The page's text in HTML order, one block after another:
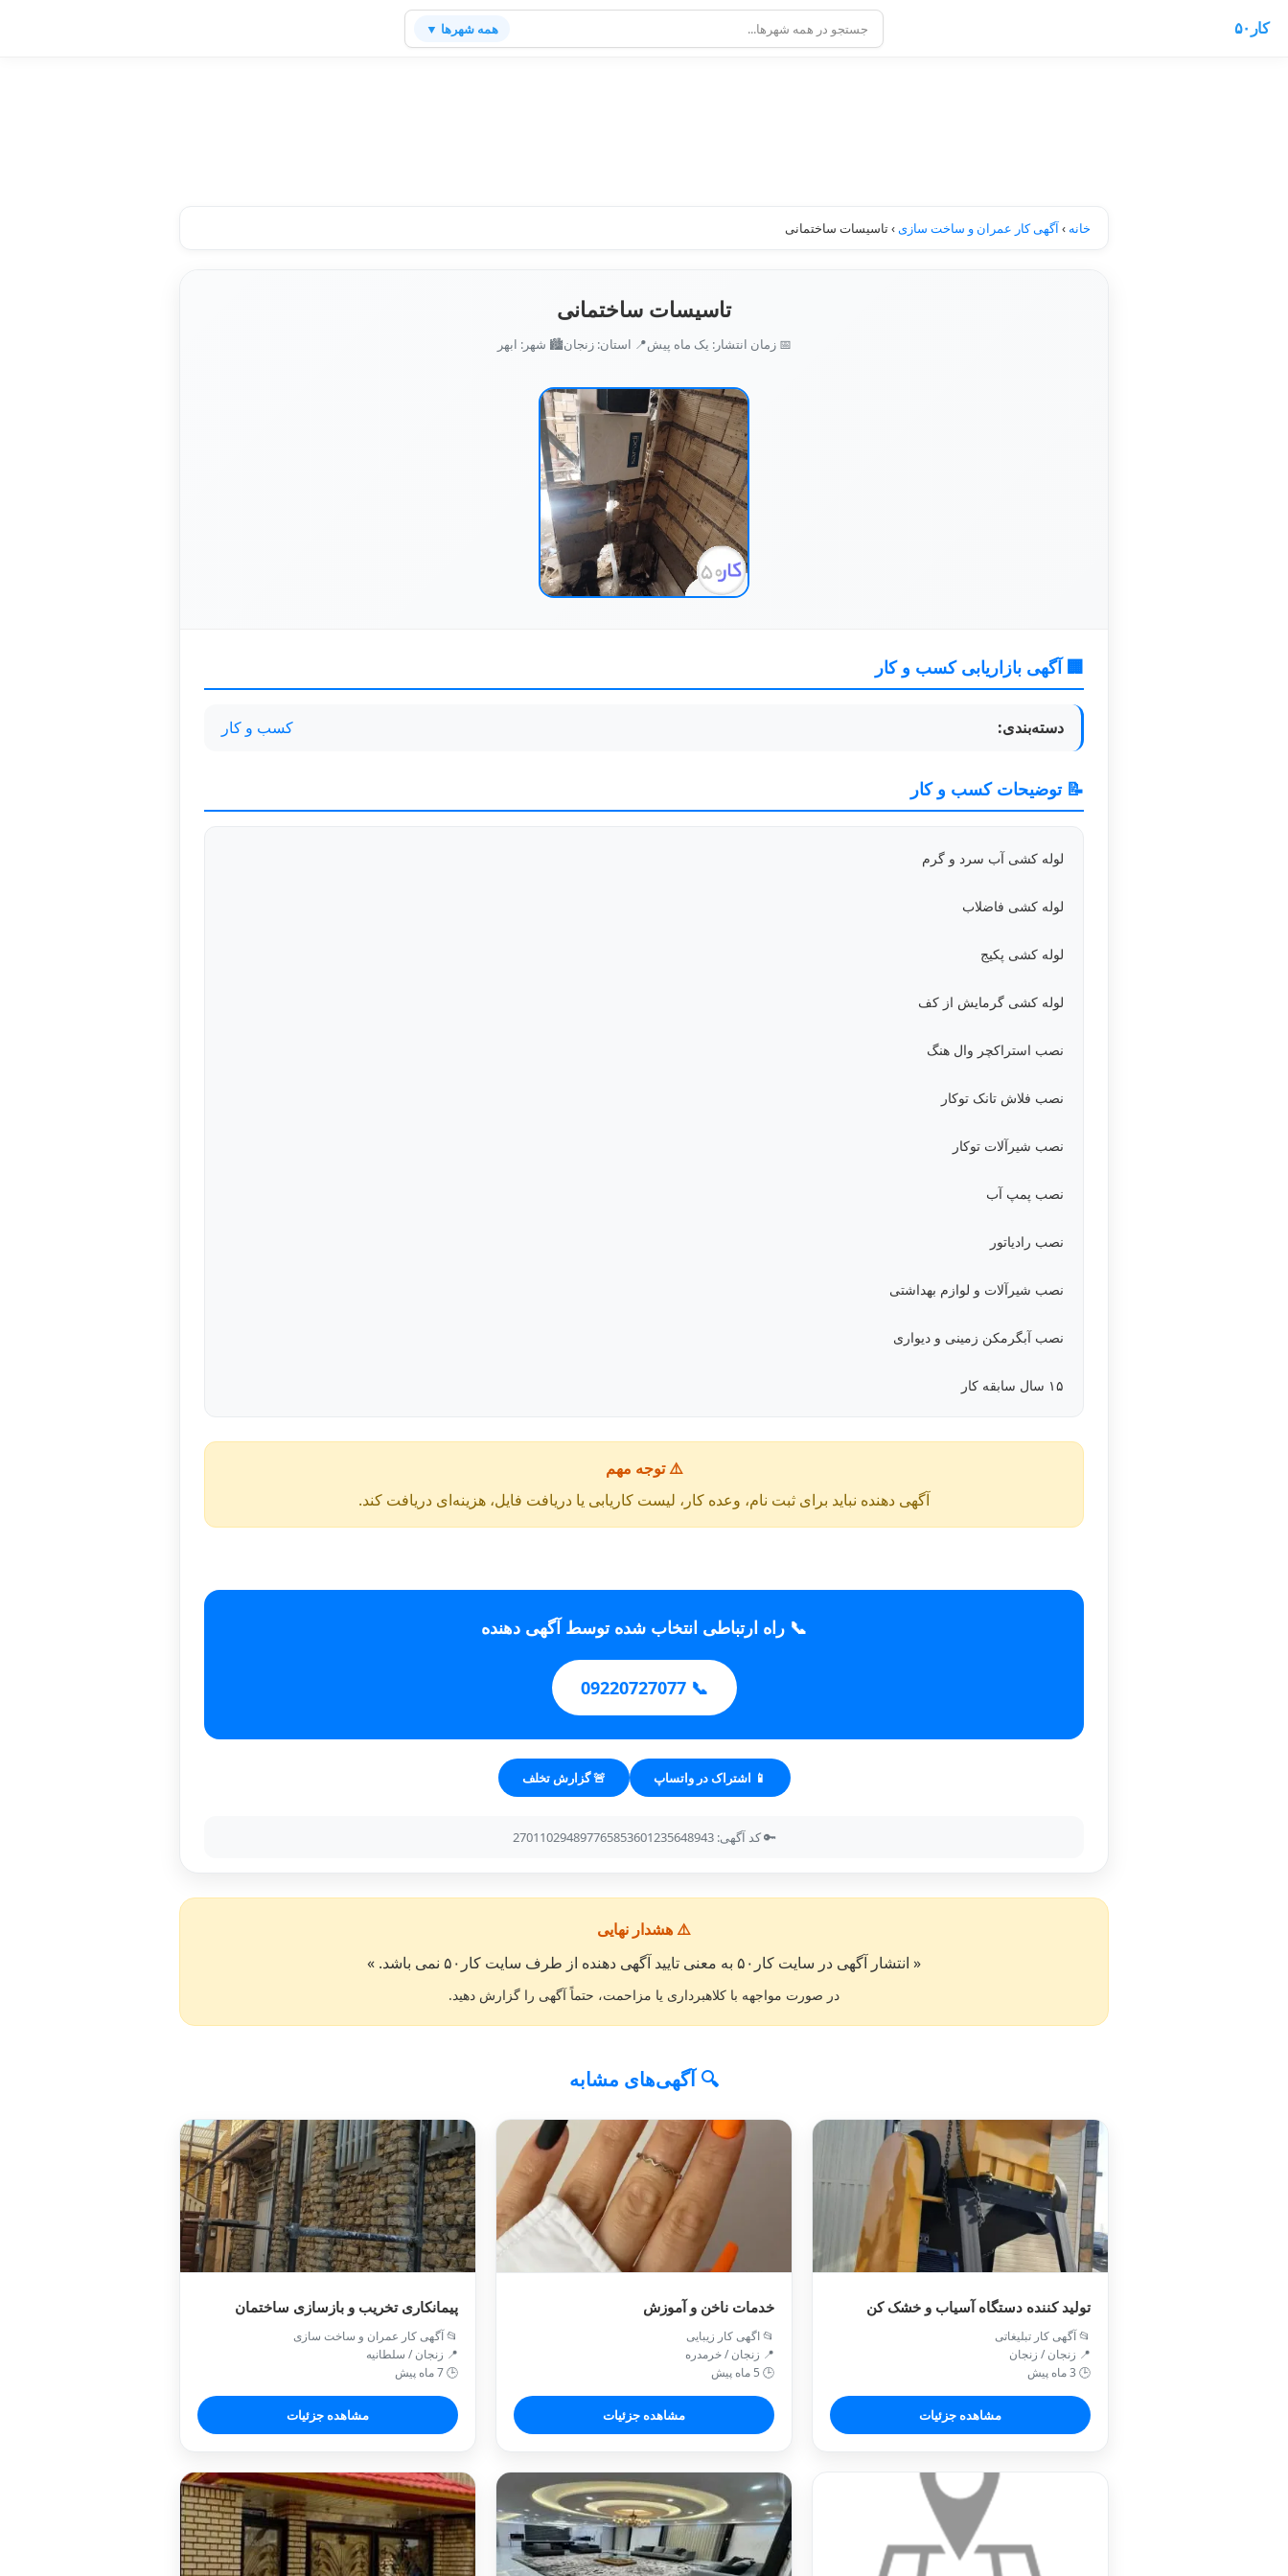
کار۵۰ همه شهرها ▼
خانه ›آگهی کار عمران و ساخت سازی›تاسیسات ساختمانی
تاسیسات ساختمانی
📅 زمان انتشار: یک ماه پیش📍 استان: زنجان🏙️ شهر: ابهر
🏢 آگهی بازاریابی کسب و کار
دسته‌بندی: کسب و کار
📝 توضیحات کسب و کار
لوله کشی آب سرد و گرم
لوله کشی فاضلاب
لوله کشی پکیج
لوله کشی گرمایش از کف
نصب استراکچر وال هنگ
نصب فلاش تانک توکار
نصب شیرآلات توکار
نصب پمپ آب
نصب رادیاتور
نصب شیرآلات و لوازم بهداشتی
نصب آبگرمکن زمینی و دیواری
۱۵ سال سابقه کار
⚠️ توجه مهم
آگهی دهنده نباید برای ثبت نام، وعده کار، لیست کاریابی یا دریافت فایل، هزینه‌ای دریافت کند.
📞 راه ارتباطی انتخاب شده توسط آگهی دهنده
📞 09220727077
📱 اشتراک در واتساپ 🚨 گزارش تخلف
🔑 کد آگهی: 270110294897765853601235648943
⚠️ هشدار نهایی
« انتشار آگهی در سایت کار۵۰ به معنی تایید آگهی دهنده از طرف سایت کار۵۰ نمی باشد. »
در صورت مواجهه با کلاهبرداری یا مزاحمت، حتماً آگهی را گزارش دهید.
🔍 آگهی‌های مشابه
تولید کننده دستگاه آسیاب و خشک کن
📂 آگهی کار تبلیغاتی
📍 زنجان / زنجان
🕒 3 ماه پیش
مشاهده جزئیات
خدمات ناخن و آموزش
📂 اگهی کار زیبایی
📍 زنجان / خرمدره
🕒 5 ماه پیش
مشاهده جزئیات
پیمانکاری تخریب و بازسازی ساختمان
📂 آگهی کار عمران و ساخت سازی
📍 زنجان / سلطانيه
🕒 7 ماه پیش
مشاهده جزئیات